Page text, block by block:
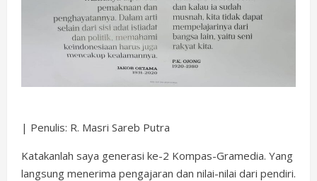
| Penulis: R. Masri Sareb Putra
Katakanlah saya generasi ke-2 Kompas-Gramedia. Yang
langsung menerima pengajaran dan nilai-nilai dari pendiri.